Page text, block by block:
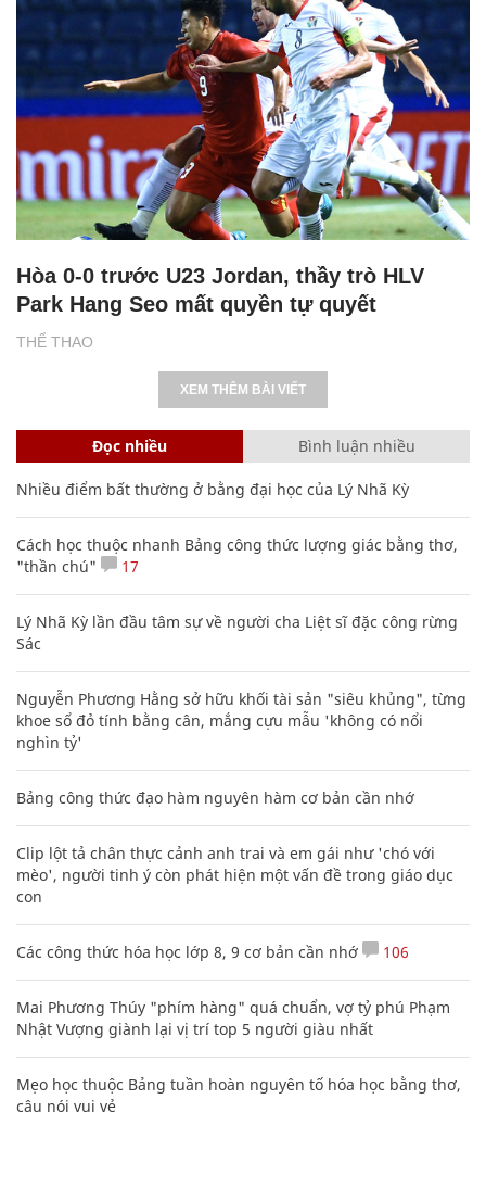
THỂ THAO
Hòa 0-0 trước U23 Jordan, thầy trò HLV
Park Hang Seo mất quyền tự quyết
XEM THÊM BÀI VIẾT
Đọc nhiều Bình luận nhiều
Nhiều điểm bất thường ở bằng đại học của Lý Nhã Kỳ
Cách học thuộc nhanh Bảng công thức lượng giác bằng thơ,
"thần chú"
17
Lý Nhã Kỳ lần đầu tâm sự về người cha Liệt sĩ đặc công rừng
Sác
Nguyễn Phương Hằng sở hữu khối tài sản "siêu khủng", từng
khoe sổ đỏ tính bằng cân, mắng cựu mẫu 'không có nổi
nghìn tỷ'
Bảng công thức đạo hàm nguyên hàm cơ bản cần nhớ
Clip lột tả chân thực cảnh anh trai và em gái như 'chó với
mèo', người tinh ý còn phát hiện một vấn đề trong giáo dục
con
Các công thức hóa học lớp 8, 9 cơ bản cần nhớ 106
Mai Phương Thúy "phím hàng" quá chuẩn, vợ tỷ phú Phạm
Nhật Vượng giành lại vị trí top 5 người giàu nhất
Mẹo học thuộc Bảng tuần hoàn nguyên tố hóa học bằng thơ,
câu nói vui vẻ